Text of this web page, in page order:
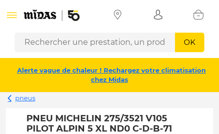
OK
Alerte vague de chaleur ! Rechargez votre climatisation
chez Midas
pneus
PNEU MICHELIN 275/3521 V105
PILOT ALPIN 5 XL ND0 C-D-B-71